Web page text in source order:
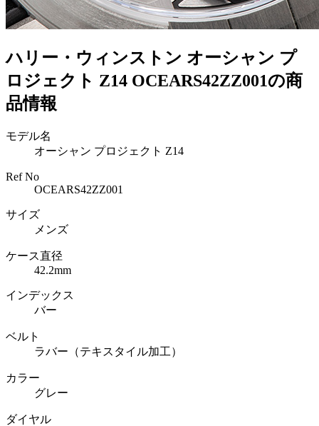
ハリー・ウィンストン オーシャン プ
ロジェクト Z14 OCEARS42ZZ001の商
品情報
モデル名
オーシャン プロジェクト Z14
Ref No
OCEARS42ZZ001
サイズ
メンズ
ケース直径
42.2mm
インデックス
バー
ベルト
ラバー（テキスタイル加工）
カラー
グレー
ダイヤル